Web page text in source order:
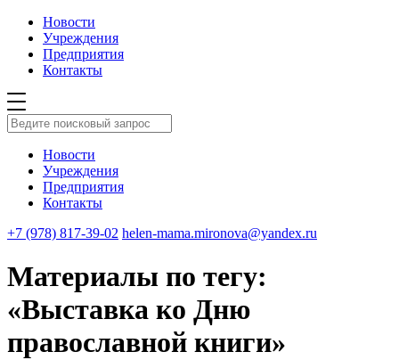
Новости
Учреждения
Предприятия
Контакты
Новости
Учреждения
Предприятия
Контакты
+7 (978) 817-39-02 helen-mama.mironova@yandex.ru
Материалы по тегу:
«Выставка ко Дню
православной книги»